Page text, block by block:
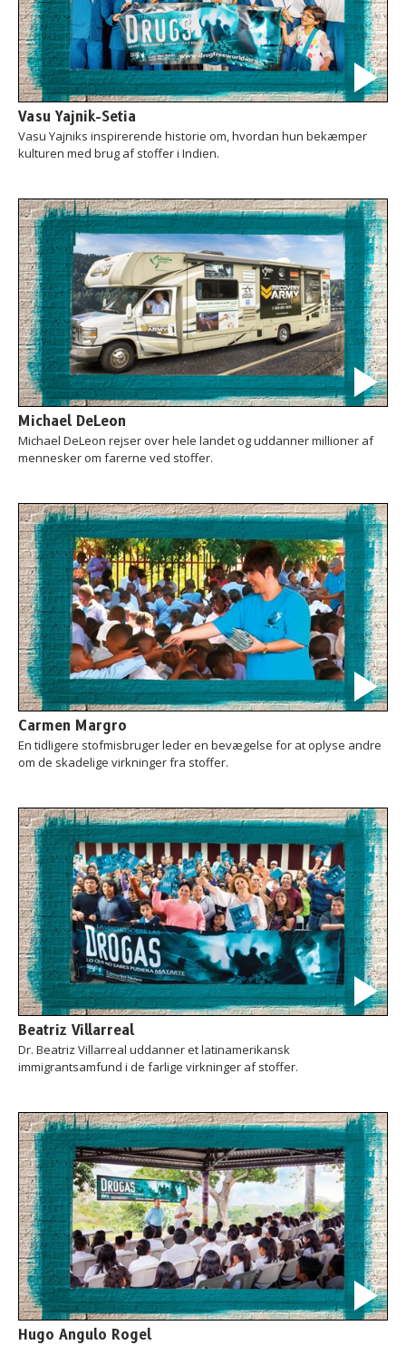
Vasu Yajnik-Setia
Vasu Yajniks inspirerende historie om, hvordan hun bekæmper
kulturen med brug af stoffer i Indien.
Michael DeLeon
Michael DeLeon rejser over hele landet og uddanner millioner af
mennesker om farerne ved stoffer.
Carmen Margro
En tidligere stofmisbruger leder en bevægelse for at oplyse andre
om de skadelige virkninger fra stoffer.
Beatriz Villarreal
Dr. Beatriz Villarreal uddanner et latinamerikansk
immigrantsamfund i de farlige virkninger af stoffer.
Hugo Angulo Rogel